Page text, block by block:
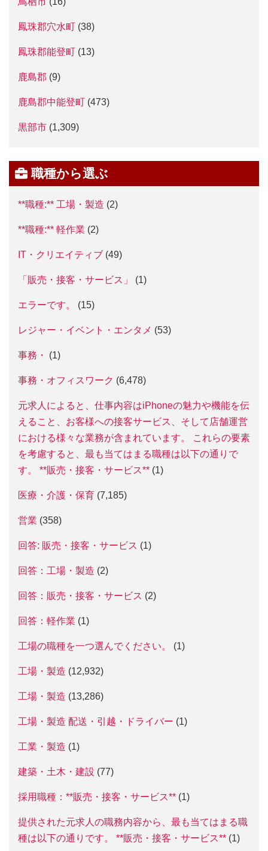
鳳珠郡穴水町 (38)
鳳珠郡能登町 (13)
鹿島郡 (9)
鹿島郡中能登町 (473)
黒部市 (1,309)
職種から選ぶ
**職種:** 工場・製造 (2)
**職種:** 軽作業 (2)
IT・クリエイティブ (49)
「販売・接客・サービス」 (1)
エラーです。 (15)
レジャー・イベント・エンタメ (53)
事務・ (1)
事務・オフィスワーク (6,478)
元求人によると、仕事内容はiPhoneの魅力や機能を伝
えること、お客様への接客サービス、そして店舗運営
における様々な業務が含まれています。 これらの要素
を考慮すると、最も当てはまる職種は以下の通りで
す。 **販売・接客・サービス** (1)
医療・介護・保育 (7,185)
営業 (358)
回答: 販売・接客・サービス (1)
回答：工場・製造 (2)
回答：販売・接客・サービス (2)
回答：軽作業 (1)
工場の職種を一つ選んでください。 (1)
工場・製造 (12,932)
工場・製造 (13,286)
工場・製造 配送・引越・ドライバー (1)
工業・製造 (1)
建築・土木・建設 (77)
採用職種：**販売・接客・サービス** (1)
提供された元求人の職務内容から、最も当てはまる職
種は以下の通りです。 **販売・接客・サービス** (1)